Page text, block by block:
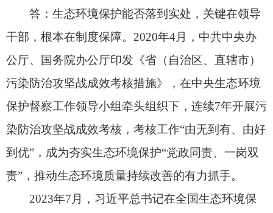
2023年7月，习近平总书记在全国生态环境保
护大会上强调，要健全科学合理的考核评价体系，
组织开展美丽中国建设成效考核。《中共中央、国
出，制定美丽中国建设成效考核办法，适时将污染
防治攻坚战成效考核过渡到美丽中国建设成效考
核，考核工作由中央生态环境保护督察工作领导小
组牵头组织。
出台考核办法是深入践行习近平生态文明思想
利器，是全面推进美丽中国建设的有力抓手，是健